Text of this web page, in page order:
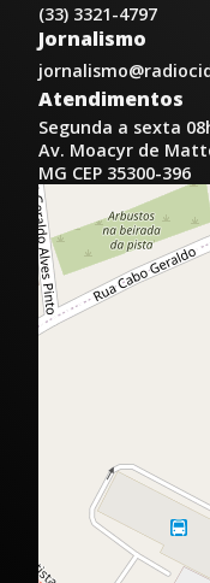
(33) 3321-4797
Jornalismo
Atendimentos
Segunda a sexta
Av. Moacyr de
MG CEP 35300-396